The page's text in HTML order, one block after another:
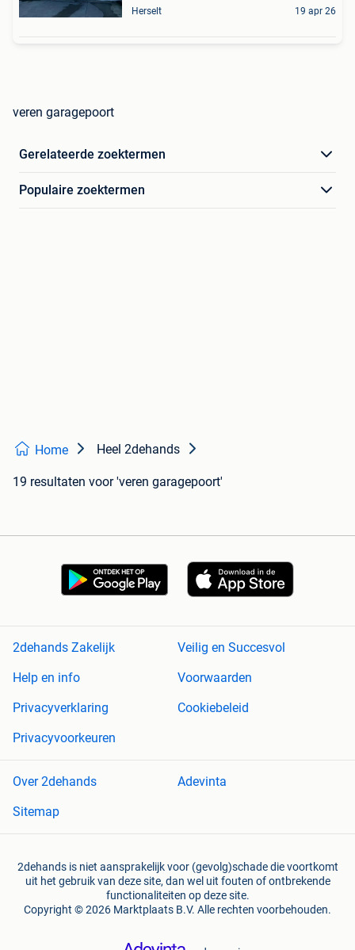
Herselt 19 apr 26
veren garagepoort
Gerelateerde zoektermen
Populaire zoektermen
Home Heel 2dehands
19 resultaten voor 'veren garagepoort'
2dehands Zakelijk
Veilig en Succesvol
Help en info
Voorwaarden
Privacyverklaring
Cookiebeleid
Privacyvoorkeuren
Over 2dehands
Adevinta
Sitemap
2dehands is niet aansprakelijk voor (gevolg)schade die voortkomt
uit het gebruik van deze site, dan wel uit fouten of ontbrekende
functionaliteiten op deze site.
Copyright © 2026 Marktplaats B.V. Alle rechten voorbehouden.